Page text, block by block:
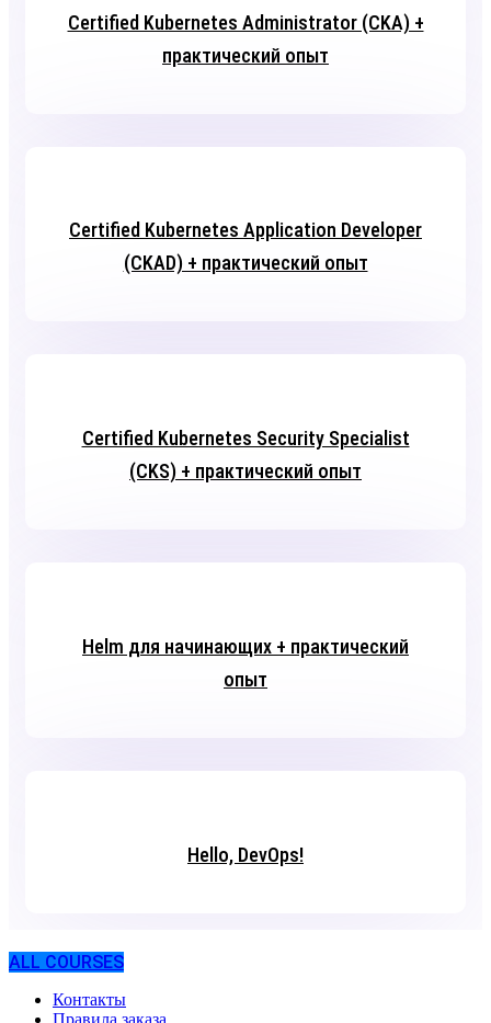
Certified Kubernetes Administrator (CKA) +
практический опыт
Certified Kubernetes Application Developer
(CKAD) + практический опыт
Certified Kubernetes Security Specialist
(CKS) + практический опыт
Helm для начинающих + практический
опыт
Hello, DevOps!
ALL COURSES
Контакты